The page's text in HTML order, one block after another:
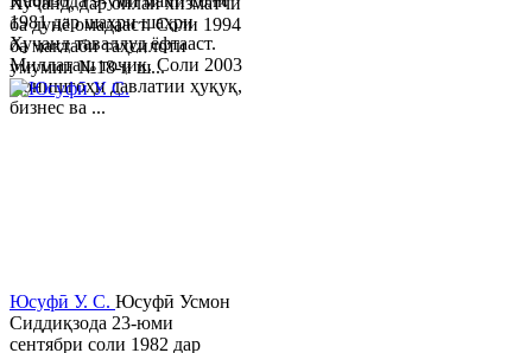
1981 дар шаҳри шаҳри
Хуҷанд таваллуд ёфтааст.
Миллаташ тоҷик. Соли 2003
Донишгоҳи давлатии ҳуқуқ,
бизнес ва ...
ба дунё омадааст. Соли 1994
ба мактаби таҳсилоти
умумии №18-и ш...
Юсуфӣ У. C. Юсуфӣ Усмон
Сиддиқзода 23-юми
сентябри соли 1982 дар